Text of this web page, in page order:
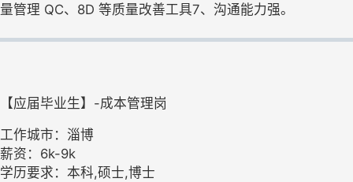
量管理 QC、8D 等质量改善工具7、沟通能力强。
【应届毕业生】-成本管理岗
工作城市：淄博
薪资：6k-9k
学历要求：本科,硕士,博士